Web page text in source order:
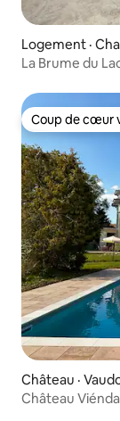
Logement ·
La Brume du
Coup de cœur
Coup de cœur
Château ·
Château